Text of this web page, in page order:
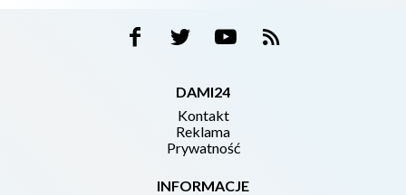
DAMI24
Kontakt
Reklama
Prywatność
INFORMACJE